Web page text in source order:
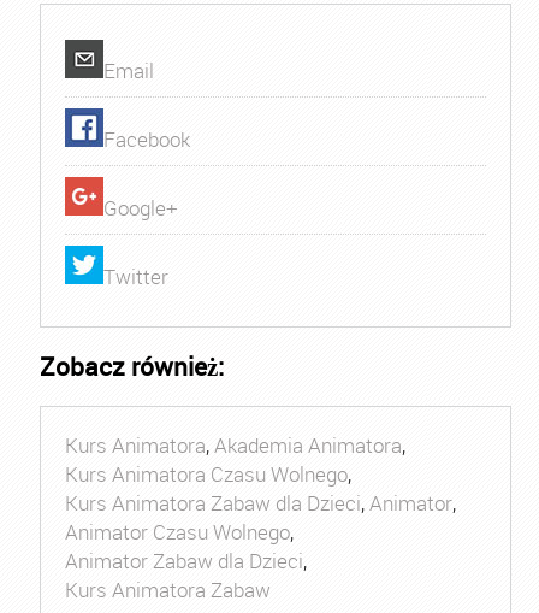
Email
Facebook
Google+
Twitter
Zobacz również:
Kurs Animatora,Akademia Animatora,
Kurs Animatora Czasu Wolnego,
Kurs Animatora Zabaw dla Dzieci,Animator,
Animator Czasu Wolnego,
Animator Zabaw dla Dzieci,
Kurs Animatora Zabaw